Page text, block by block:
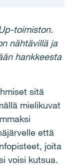
toimiston.
nähtävillä ja
hankkeesta
sitä
mielikuvat
että
joita
voisi kutsua.